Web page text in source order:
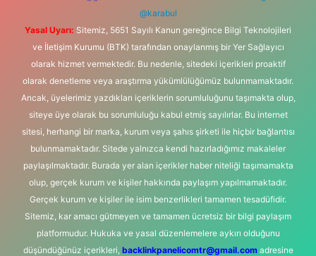
@karabul
Yasal Uyarı: Sitemiz, 5651 Sayılı Kanun gereğince Bilgi Teknolojileri
ve İletişim Kurumu (BTK) tarafından onaylanmış bir Yer Sağlayıcı
olarak hizmet vermektedir. Bu nedenle, sitedeki içerikleri proaktif
olarak denetleme veya araştırma yükümlülüğümüz bulunmamaktadır.
Ancak, üyelerimiz yazdıkları içeriklerin sorumluluğunu taşımakta olup,
siteye üye olarak bu sorumluluğu kabul etmiş sayılırlar. Bu internet
sitesi, herhangi bir marka, kurum veya şahıs şirketi ile hiçbir bağlantısı
bulunmamaktadır. Sitede yalnızca kendi hazırladığımız makaleler
paylaşılmaktadır. Burada yer alan içerikler haber niteliği taşımamakta
olup, gerçek kurum ve kişiler hakkında paylaşım yapılmamaktadır.
Gerçek kurum ve kişiler ile isim benzerlikleri tamamen tesadüfidir.
Sitemiz, kar amacı gütmeyen ve tamamen ücretsiz bir bilgi paylaşım
platformudur. Hukuka ve yasal düzenlemelere aykırı olduğunu
düşündüğünüz içerikleri, backlinkpanelicomtr@gmail.comadresine